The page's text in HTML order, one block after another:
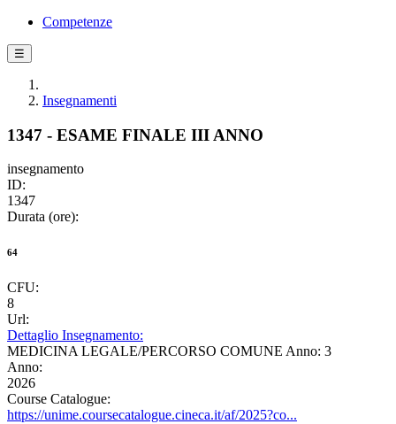
Competenze
☰
Insegnamenti
1347 - ESAME FINALE III ANNO
insegnamento
ID:
1347
Durata (ore):
64
CFU:
8
Url:
Dettaglio Insegnamento:
MEDICINA LEGALE/PERCORSO COMUNE Anno: 3
Anno:
2026
Course Catalogue:
https://unime.coursecatalogue.cineca.it/af/2025?co...